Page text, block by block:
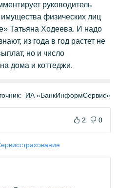
руководитель
физических лиц
Татьяна Ходеева. И надо
из года в год растет не
но и число
дома и коттеджи.
ИА «БанкИнформСервис»
2 0
страхование